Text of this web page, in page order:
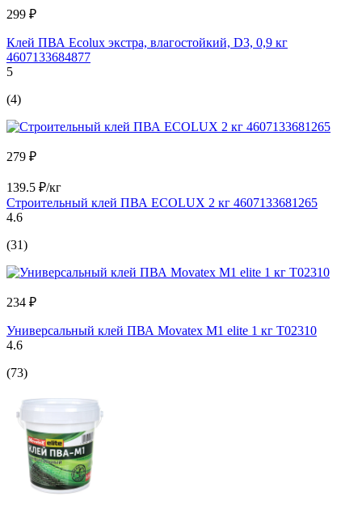
299 ₽
Клей ПВА Ecolux экстра, влагостойкий, D3, 0,9 кг
4607133684877
5
(4)
279 ₽
139.5 ₽/кг
Строительный клей ПВА ECOLUX 2 кг 4607133681265
4.6
(31)
234 ₽
Универсальный клей ПВА Movatex М1 elite 1 кг Т02310
4.6
(73)